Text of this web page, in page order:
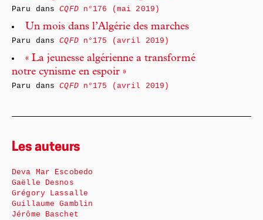
Paru dansCQFDn°176 (mai 2019)
Un mois dans l’Algérie des marches
Paru dansCQFDn°175 (avril 2019)
« La jeunesse algérienne a transformé
notre cynisme en espoir »
Paru dansCQFDn°175 (avril 2019)
Les auteurs
Deva Mar Escobedo
Gaëlle Desnos
Grégory Lassalle
Guillaume Gamblin
Jérôme Baschet